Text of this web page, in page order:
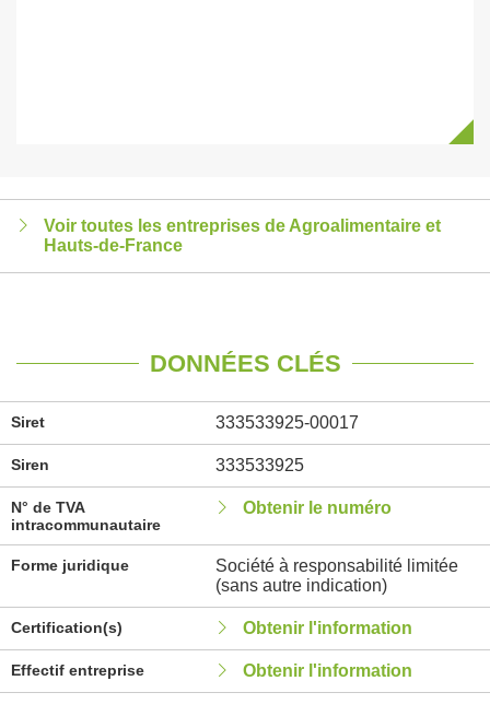
Voir toutes les entreprises de Agroalimentaire et
Hauts-de-France
DONNÉES CLÉS
Siret 333533925-00017
Siren 333533925
N° de TVA
intracommunautaire
Obtenir le numéro
Forme juridique
Société à responsabilité limitée
(sans autre indication)
Certification(s) Obtenir l'information
Effectif entreprise Obtenir l'information